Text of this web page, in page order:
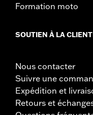
Formation moto
SOUTIEN À LA
Nous contacter
Suivre une
Expédition et
Retours et